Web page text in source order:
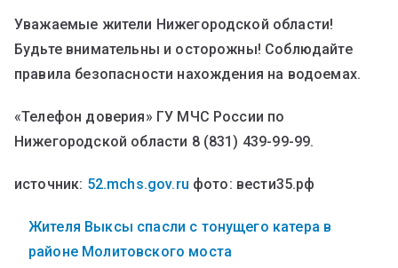
Уважаемые жители Нижегородской области!
Будьте внимательны и осторожны! Соблюдайте
правила безопасности нахождения на водоемах.
«Телефон доверия» ГУ МЧС России по
Нижегородской области 8 (831) 439-99-99.
источник: 52.mchs.gov.ru фото: вести35.рф
Жителя Выксы спасли с тонущего катера в
районе Молитовского моста